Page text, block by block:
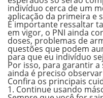
indivíduo cerca de um
aplicação da primeira e
É importante ressaltar
em vigor, o PNI ainda
doses, problemas de
questões que podem
para que eu indivíduo
Por isso, para garantir
ainda é preciso
Confira os principais
1. Continue usando